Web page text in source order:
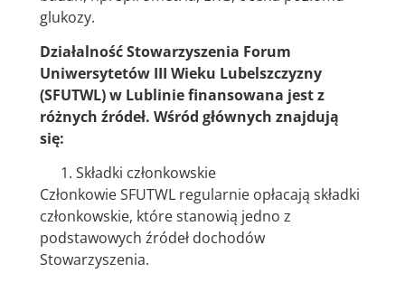
glukozy.
Działalność Stowarzyszenia Forum
Uniwersytetów III Wieku Lubelszczyzny
(SFUTWL) w Lublinie finansowana jest z
różnych źródeł. Wśród głównych znajdują
się:
Składki członkowskie
Członkowie SFUTWL regularnie opłacają składki
członkowskie, które stanowią jedno z
podstawowych źródeł dochodów
Stowarzyszenia.